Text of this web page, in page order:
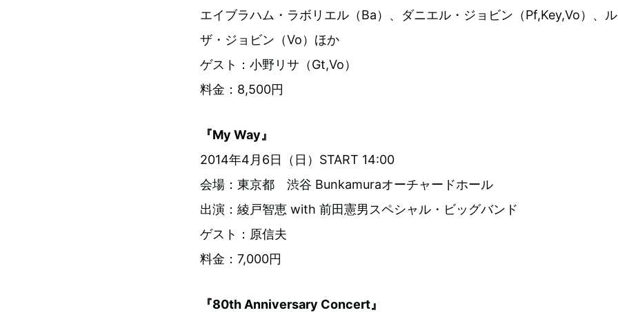
エイブラハム・ラボリエル（Ba）、ダニエル・ジョビン（Pf,Key,Vo）、
ザ・ジョビン（Vo）ほか
ゲスト：小野リサ（Gt,Vo）
料金：8,500円
『My Way』
2014年4月6日（日）START 14:00
会場：東京都 渋谷 Bunkamuraオーチャードホール
出演：綾戸智恵 with 前田憲男スペシャル・ビッグバンド
ゲスト：原信夫
料金：7,000円
『80th Anniversary Concert』